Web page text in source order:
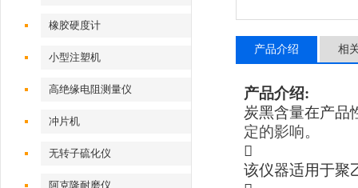
橡胶硬度计
小型注塑机
高绝缘电阻测量仪
冲片机
无转子硫化仪
阿克隆耐磨仪
产品介绍 相
产品介绍:
炭黑含量在产品
定的影响。

该仪器适用于聚